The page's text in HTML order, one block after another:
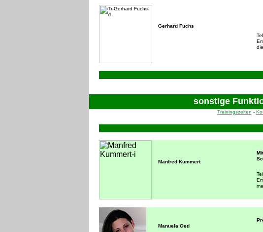
Gerhard Fuchs
sonstige
Trainingszeiten -
Manfred Kummert
Manuela Oed